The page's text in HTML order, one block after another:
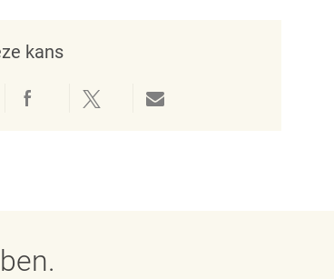
kans
LinkedIn
Delen via Facebook
Delen via twitterDelen via e-mail